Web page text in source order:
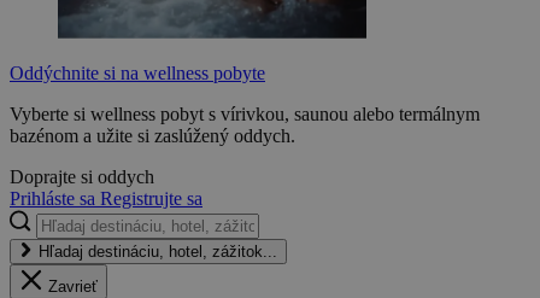
Oddýchnite si na wellness pobyte
Vyberte si wellness pobyt s vírivkou, saunou alebo termálnym
bazénom a užite si zaslúžený oddych.
Doprajte si oddych
Prihláste sa Registrujte sa
Hľadaj destináciu, hotel, zážitok...
Zavrieť